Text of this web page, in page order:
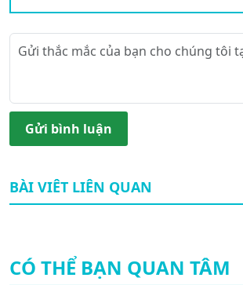
Gửi bình luận
BÀI VIÊT LIÊN QUAN
CÓ THỂ BẠN QUAN TÂM